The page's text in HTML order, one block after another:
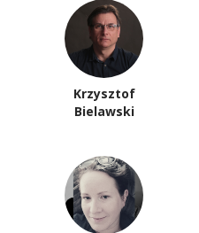
Krzysztof
Bielawski